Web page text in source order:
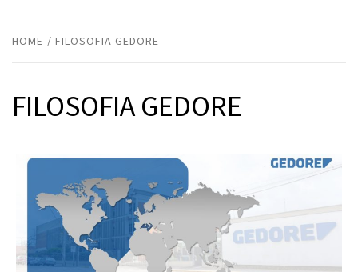
HOME FILOSOFIA GEDORE
FILOSOFIA GEDORE